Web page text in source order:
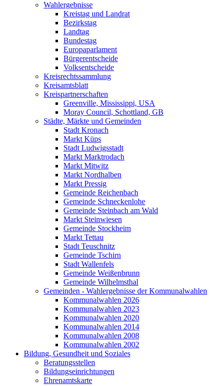
Wahlergebnisse
Kreistag und Landrat
Bezirkstag
Landtag
Bundestag
Europaparlament
Bürgerentscheide
Volksentscheide
Kreisrechtssammlung
Kreisamtsblatt
Kreispartnerschaften
Greenville, Mississippi, USA
Moray Council, Schottland, GB
Städte, Märkte und Gemeinden
Stadt Kronach
Markt Küps
Stadt Ludwigsstadt
Markt Marktrodach
Markt Mitwitz
Markt Nordhalben
Markt Pressig
Gemeinde Reichenbach
Gemeinde Schneckenlohe
Gemeinde Steinbach am Wald
Markt Steinwiesen
Gemeinde Stockheim
Markt Tettau
Stadt Teuschnitz
Gemeinde Tschirn
Stadt Wallenfels
Gemeinde Weißenbrunn
Gemeinde Wilhelmsthal
Gemeinden - Wahlergebnisse der Kommunalwahlen
Kommunalwahlen 2026
Kommunalwahlen 2023
Kommunalwahlen 2020
Kommunalwahlen 2014
Kommunalwahlen 2008
Kommunalwahlen 2002
Bildung, Gesundheit und Soziales
Beratungsstellen
Bildungseinrichtungen
Ehrenamtskarte